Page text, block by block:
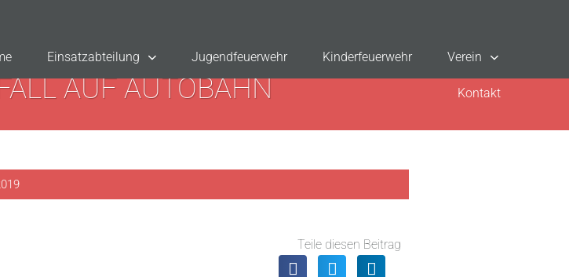
Einsatzabteilung Jugendfeuerwehr Kinderfeuerwehr Verein
Kontakt
AUF AUTOBAHN
Teile diesen Beitrag